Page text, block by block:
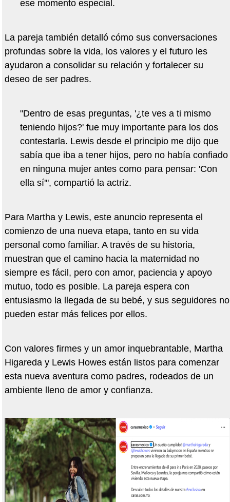
ese momento especial.
La pareja también detalló cómo sus conversaciones
profundas sobre la vida, los valores y el futuro les
ayudaron a consolidar su relación y fortalecer su
deseo de ser padres.
"Dentro de esas preguntas, '¿te ves a ti mismo
teniendo hijos?' fue muy importante para los dos
contestarla. Lewis desde el principio me dijo que
sabía que iba a tener hijos, pero no había confiado
en ninguna mujer antes como para pensar: 'Con
ella sí'", compartió la actriz.
Para Martha y Lewis, este anuncio representa el
comienzo de una nueva etapa, tanto en su vida
personal como familiar. A través de su historia,
muestran que el camino hacia la maternidad no
siempre es fácil, pero con amor, paciencia y apoyo
mutuo, todo es posible. La pareja espera con
entusiasmo la llegada de su bebé, y sus seguidores no
pueden estar más felices por ellos.
Con valores firmes y un amor inquebrantable, Martha
Higareda y Lewis Howes están listos para comenzar
esta nueva aventura como padres, rodeados de un
ambiente lleno de amor y confianza.